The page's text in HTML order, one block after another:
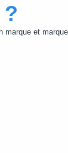
marque et